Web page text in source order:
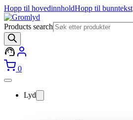
Hopp til hovedinnholdHopp til bunntekst
Products search
0
Lyd